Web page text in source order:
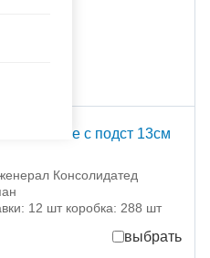
Розовые с подст 13см
Консолидатед
12 шт коробка: 288 шт
выбрать